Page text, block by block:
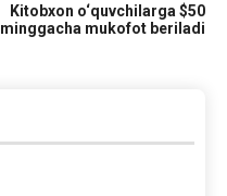
Kitobxon o‘quvchilarga $50
minggacha mukofot beriladi